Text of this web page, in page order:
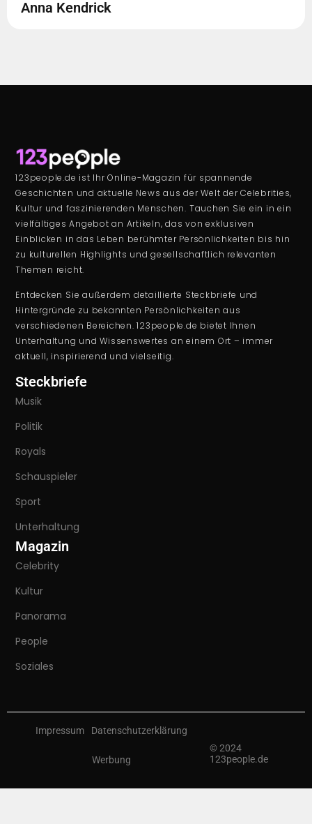
Anna Kendrick
123people.de ist Ihr Online-Magazin für spannende
Geschichten und aktuelle News aus der Welt der Celebrities,
Kultur und faszinierenden Menschen. Tauchen Sie ein in ein
vielfältiges Angebot an Artikeln, das von exklusiven
Einblicken in das Leben berühmter Persönlichkeiten bis hin
zu kulturellen Highlights und gesellschaftlich relevanten
Themen reicht.
Entdecken Sie außerdem detaillierte Steckbriefe und
Hintergründe zu bekannten Persönlichkeiten aus
verschiedenen Bereichen. 123people.de bietet Ihnen
Unterhaltung und Wissenswertes an einem Ort – immer
aktuell, inspirierend und vielseitig.
Steckbriefe
Musik
Politik
Royals
Schauspieler
Sport
Unterhaltung
Magazin
Celebrity
Kultur
Panorama
People
Soziales
© 2024
123people.de
Impressum Datenschutzerklärung
Werbung